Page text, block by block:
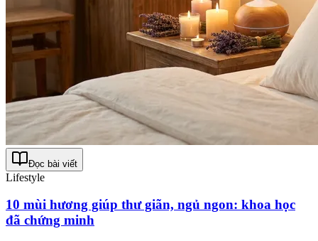
Đọc bài viết
Lifestyle
10 mùi hương giúp thư giãn, ngủ ngon: khoa học
đã chứng minh